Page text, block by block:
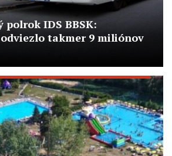
polrok IDS BBSK:
takmer 9 miliónov